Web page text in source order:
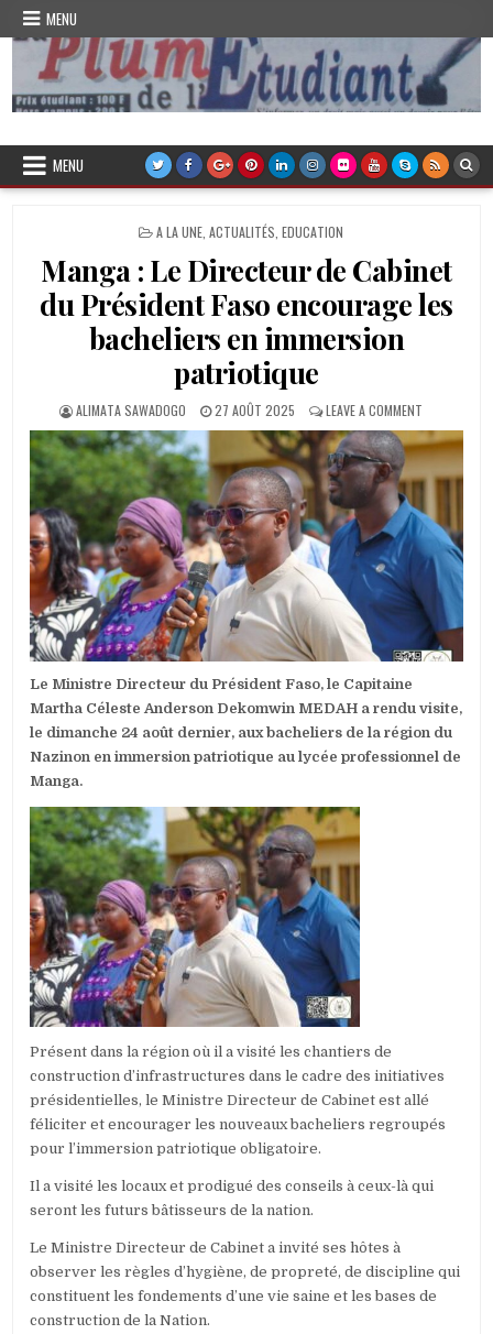
Skip
content
MENU
Plume de l'Etudiant
MENU
POSTED
A LA UNE ACTUALITÉS EDUCATION
Manga : Le Directeur de Cabinet
du Président Faso encourage les
bacheliers en immersion
patriotique
AUTHOR:
ALIMATA SAWADOGO
PUBLISHED
DATE:
27 AOÛT 2025 LEAVE A COMMENT
MANGA
:
LE
DIRECTEUR
CABINET
DU
PRÉSIDENT
FASO
ENCOURAGE
LES
BACHELIERS
EN
Le Ministre Directeur du Président Faso, le Capitaine
Martha Céleste Anderson Dekomwin MEDAH a rendu visite,
le dimanche 24 août dernier, aux bacheliers de la région du
Nazinon en immersion patriotique au lycée professionnel de
Manga.
Présent dans la région où il a visité les chantiers de
construction d’infrastructures dans le cadre des initiatives
présidentielles, le Ministre Directeur de Cabinet est allé
féliciter et encourager les nouveaux bacheliers regroupés
pour l’immersion patriotique obligatoire.
Il a visité les locaux et prodigué des conseils à ceux-là qui
seront les futurs bâtisseurs de la nation.
Le Ministre Directeur de Cabinet a invité ses hôtes à
observer les règles d’hygiène, de propreté, de discipline qui
constituent les fondements d’une vie saine et les bases de
construction de la Nation.